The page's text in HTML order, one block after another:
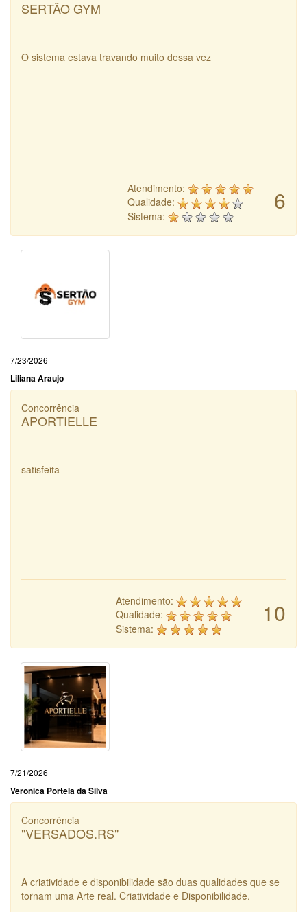
SERTÃO GYM
O sistema estava travando muito dessa vez
6
Atendimento:
Qualidade:
Sistema:
7/23/2026
Liliana Araujo
Concorrência
APORTIELLE
satisfeita
10
Atendimento:
Qualidade:
Sistema:
7/21/2026
Veronica Portela da Silva
Concorrência
"VERSADOS.RS"
A criatividade e disponibilidade são duas qualidades que se
tornam uma Arte real. Criatividade e Disponibilidade.